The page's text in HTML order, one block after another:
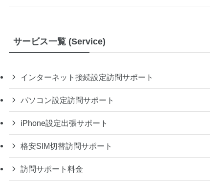
サービス一覧 (Service)
インターネット接続設定訪問サポート
パソコン設定訪問サポート
iPhone設定出張サポート
格安SIM切替訪問サポート
訪問サポート料金